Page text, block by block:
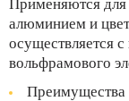
Применяются
алюминием и
осуществляется
вольфрамового
Преимущества